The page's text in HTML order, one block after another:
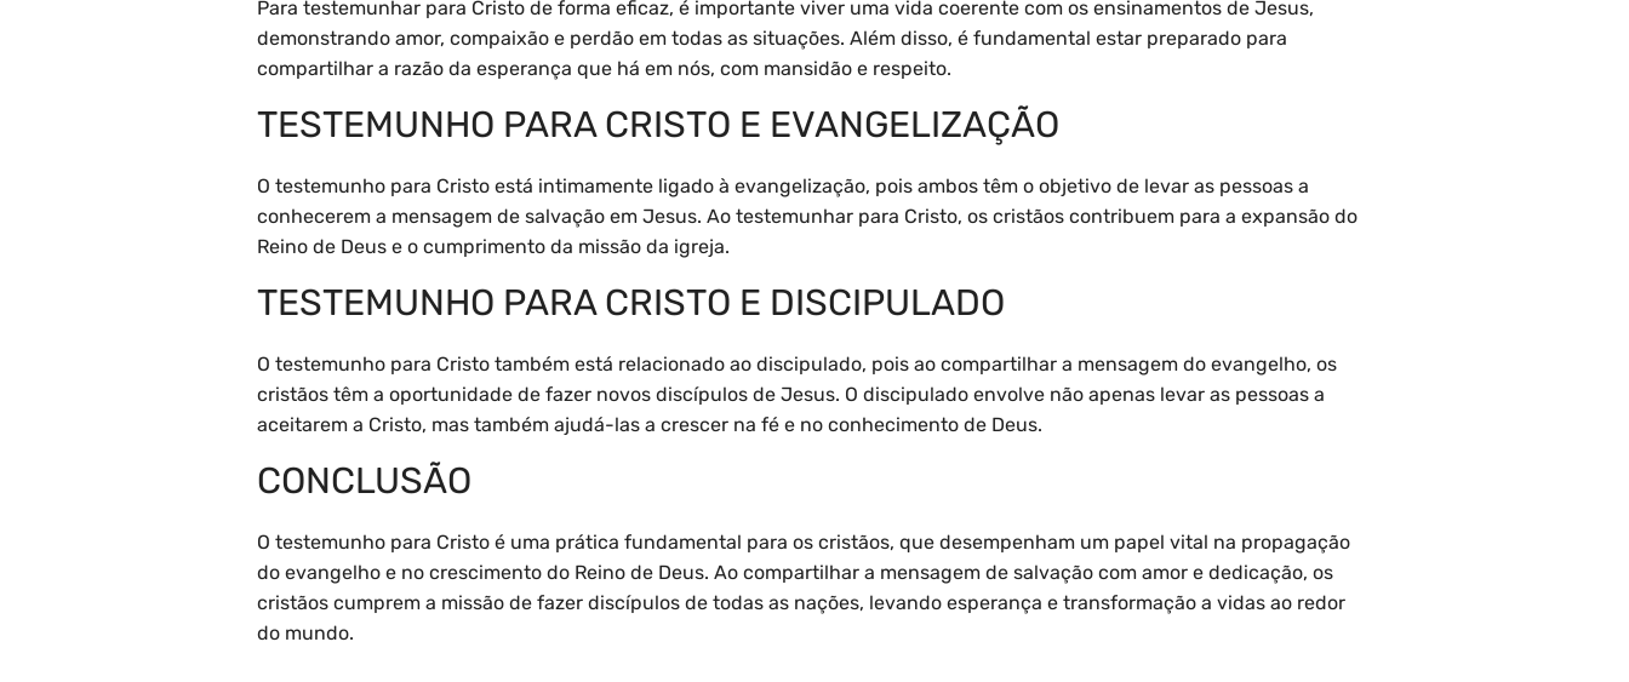
Para testemunhar para Cristo de forma eficaz, é importante viver uma vida coerente com os ensinamentos de Jesus,
demonstrando amor, compaixão e perdão em todas as situações. Além disso, é fundamental estar preparado para
compartilhar a razão da esperança que há em nós, com mansidão e respeito.
TESTEMUNHO PARA CRISTO E EVANGELIZAÇÃO
O testemunho para Cristo está intimamente ligado à evangelização, pois ambos têm o objetivo de levar as pessoas a
conhecerem a mensagem de salvação em Jesus. Ao testemunhar para Cristo, os cristãos contribuem para a expansão do
Reino de Deus e o cumprimento da missão da igreja.
TESTEMUNHO PARA CRISTO E DISCIPULADO
O testemunho para Cristo também está relacionado ao discipulado, pois ao compartilhar a mensagem do evangelho, os
cristãos têm a oportunidade de fazer novos discípulos de Jesus. O discipulado envolve não apenas levar as pessoas a
aceitarem a Cristo, mas também ajudá-las a crescer na fé e no conhecimento de Deus.
CONCLUSÃO
O testemunho para Cristo é uma prática fundamental para os cristãos, que desempenham um papel vital na propagação
do evangelho e no crescimento do Reino de Deus. Ao compartilhar a mensagem de salvação com amor e dedicação, os
cristãos cumprem a missão de fazer discípulos de todas as nações, levando esperança e transformação a vidas ao redor
do mundo.